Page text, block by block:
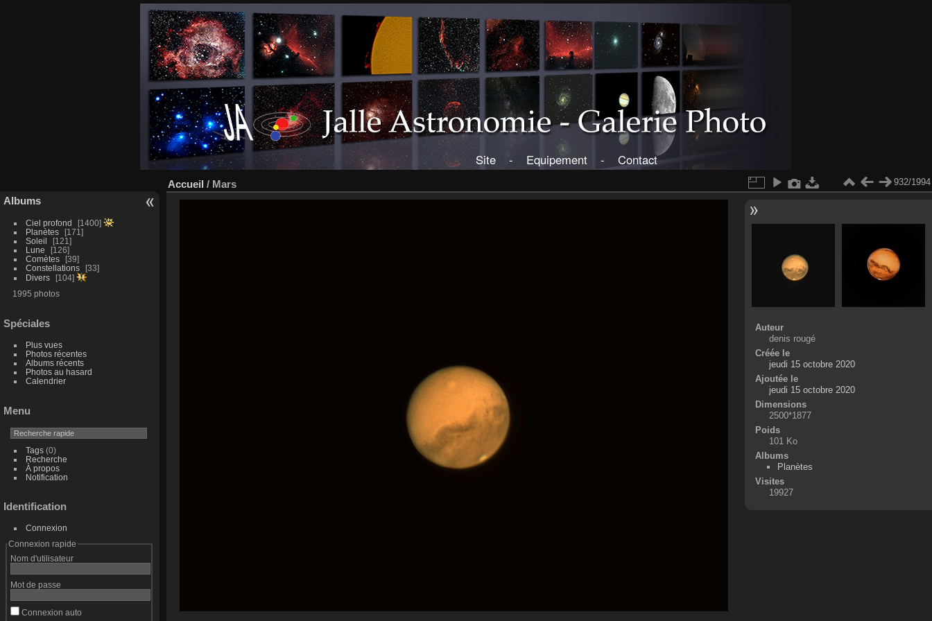
Site - Equipement - Contact
Albums
Ciel profond
1400
Planètes
171
Soleil
121
Lune
126
Comètes
39
Constellations
33
Divers
104
1995 photos
Spéciales
Plus vues
Photos récentes
Albums récents
Photos au hasard
Calendrier
Menu
Tags(0)
Recherche
À propos
Notification
Identification
Connexion
Connexion rapide
Nom d'utilisateur
Mot de passe
Connexion auto
Accueil / Mars 932/1994
Auteur
denis rougé
Créée le
jeudi 15 octobre 2020
Ajoutée le
jeudi 15 octobre 2020
Dimensions
2500*1877
Poids
101 Ko
Albums
Planètes
Visites
19927